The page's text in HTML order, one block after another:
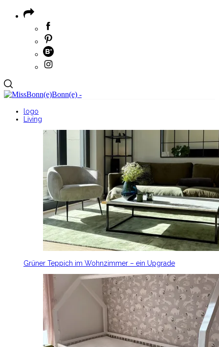
logo
Living
Grüner Teppich im Wohnzimmer – ein Upgrade